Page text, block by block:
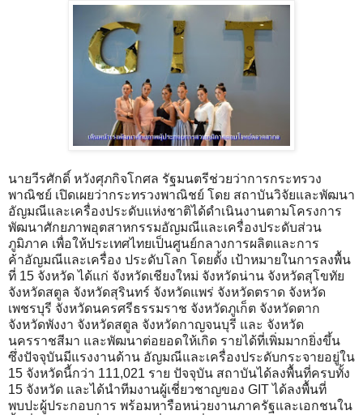
นายวีรศักดิ์ หวังศุภกิจโกศล รัฐมนตรีช่วยว่าการกระทรวง
พาณิชย์ เปิดเผยว่ากระทรวงพาณิชย์ โดย สถาบันวิจัยและพัฒนา
อัญมณีและเครื่องประดับแห่งชาติได้ดำเนินงานตามโครงการ
พัฒนาศักยภาพอุตสาหกรรมอัญมณีและเครื่องประดับส่วน
ภูมิภาค เพื่อให้ประเทศไทยเป็นศูนย์กลางการผลิตและการ
ค้าอัญมณีและเครื่อง ประดับโลก โดยตั้ง เป้าหมายในการลงพื้น
ที่ 15 จังหวัด ได้แก่ จังหวัดเชียงใหม่ จังหวัดน่าน จังหวัดสุโขทัย
จังหวัดสตูล จังหวัดสุรินทร์ จังหวัดแพร่ จังหวัดตราด จังหวัด
เพชรบุรี จังหวัดนครศรีธรรมราช จังหวัดภูเก็ต จังหวัดตาก
จังหวัดพังงา จังหวัดสตูล จังหวัดกาญจนบุรี และ จังหวัด
นครราชสีมา และพัฒนาต่อยอดให้เกิด รายได้ที่เพิ่มมากยิ่งขึ้น
ซึ่งปัจจุบันมีแรงงานด้าน อัญมณีและเครื่องประดับกระจายอยู่ใน
15 จังหวัดนี้กว่า 111,021 ราย ปัจจุบัน สถาบันได้ลงพื้นที่ครบทั้ง
15 จังหวัด และได้นำทีมงานผู้เชี่ยวชาญของ GIT ได้ลงพื้นที่
พบปะผู้ประกอบการ พร้อมหารือหน่วยงานภาครัฐและเอกชนใน